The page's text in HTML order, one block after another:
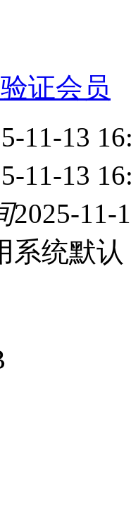
证会员
11-13
11-13
2025-11-
系统默认